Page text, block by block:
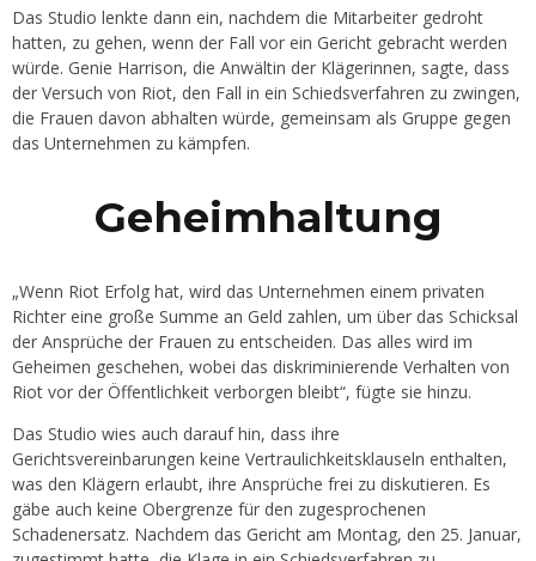
Das Studio lenkte dann ein, nachdem die Mitarbeiter gedroht
hatten, zu gehen, wenn der Fall vor ein Gericht gebracht werden
würde. Genie Harrison, die Anwältin der Klägerinnen, sagte, dass
der Versuch von Riot, den Fall in ein Schiedsverfahren zu zwingen,
die Frauen davon abhalten würde, gemeinsam als Gruppe gegen
das Unternehmen zu kämpfen.
Geheimhaltung
„Wenn Riot Erfolg hat, wird das Unternehmen einem privaten
Richter eine große Summe an Geld zahlen, um über das Schicksal
der Ansprüche der Frauen zu entscheiden. Das alles wird im
Geheimen geschehen, wobei das diskriminierende Verhalten von
Riot vor der Öffentlichkeit verborgen bleibt“, fügte sie hinzu.
Das Studio wies auch darauf hin, dass ihre
Gerichtsvereinbarungen keine Vertraulichkeitsklauseln enthalten,
was den Klägern erlaubt, ihre Ansprüche frei zu diskutieren. Es
gäbe auch keine Obergrenze für den zugesprochenen
Schadenersatz. Nachdem das Gericht am Montag, den 25. Januar,